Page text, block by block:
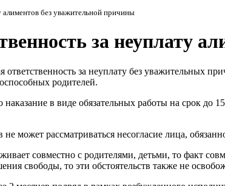
алиментов без уважительной причины
за неуплату
за неуплату без уважительных
ых родителей.
в виде обязательных работы на срок до
может рассматриваться несогласие лица,
совместно с родителями, детьми, то факт
свободы, то эти обстоятельств также не